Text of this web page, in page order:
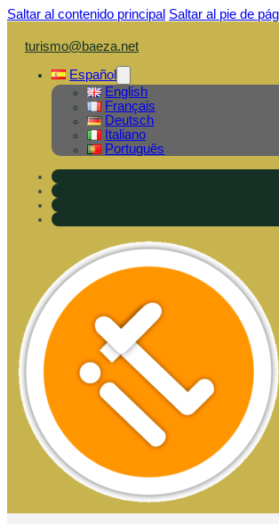
Saltar al contenido principal Saltar al pie de
turismo@baeza.net
Español
English
Français
Deutsch
Italiano
Português